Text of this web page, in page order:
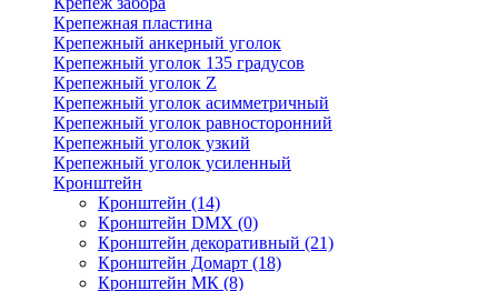
Крепежная пластина
Крепежный анкерный уголок
Крепежный уголок 135 градусов
Крепежный уголок Z
Крепежный уголок асимметричный
Крепежный уголок равносторонний
Крепежный уголок узкий
Крепежный уголок усиленный
Кронштейн
Кронштейн (14)
Кронштейн DMX (0)
Кронштейн декоративный (21)
Кронштейн Домарт (18)
Кронштейн МК (8)